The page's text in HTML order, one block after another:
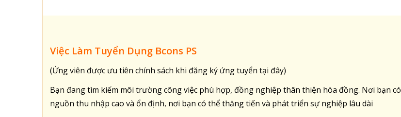
Việc Làm Tuyển Dụng Bcons PS
(Ứng viên được ưu tiên chính sách khi đăng ký ứng tuyển tại đây)
Bạn đang tìm kiếm môi trường công việc phù hợp, đồng nghiệp thân thiện hòa đồng. Nơi bạn có
nguồn thu nhập cao và ổn định, nơi bạn có thể thăng tiến và phát triển sự nghiệp lâu dài